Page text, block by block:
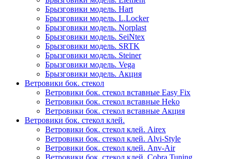
Брызговики модель. Hart
Брызговики модель. L.Locker
Брызговики модель. Norplast
Брызговики модель. SeiNtex
Брызговики модель. SRTK
Брызговики модель. Steiner
Брызговики модель. Vega
Брызговики модель. Акция
Ветровики бок. стекол
Ветровики бок. стекол вставные Easy Fix
Ветровики бок. стекол вставные Heko
Ветровики бок. стекол вставные Акция
Ветровики бок. стекол клей.
Ветровики бок. стекол клей. Airex
Ветровики бок. стекол клей. Alvi-Style
Ветровики бок. стекол клей. Anv-Air
Ветровики бок. стекол клей. Cobra Tuning